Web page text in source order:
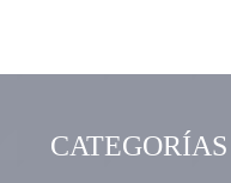
CATEGORÍAS